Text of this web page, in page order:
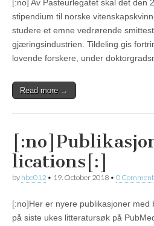
[:no] Av Pasteurlegatet skal det den
stipendium til norske
studere et emne vedrørende
gjæringsindustrien. Tildeling gis
lovende forskere, under
Read more →
lications[:]
by hbe012 • 19. October 2018 • 0
[:no]Her er nyere publikasjoner med
på siste ukes litteratursøk på